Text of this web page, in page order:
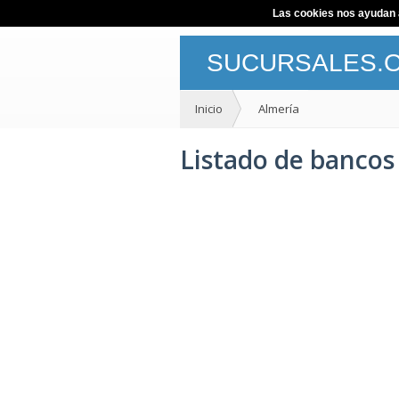
Inicio Almería
Listado de
Las cookies nos